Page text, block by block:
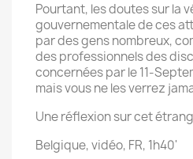
Pourtant, les doutes sur la
gouvernementale de ces
par des gens nombreux,
des professionnels des
concernées par le 11-
mais vous ne les verrez
Une réflexion sur cet
Belgique, vidéo, FR, 1h40'